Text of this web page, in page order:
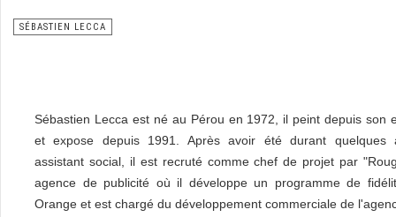
SÉBASTIEN LECCA
Sébastien Lecca est né au Pérou en 1972, il peint depuis son
et expose depuis 1991. Après avoir été durant quelques
assistant social, il est recruté comme chef de projet par
agence de publicité où il développe un programme de
Orange et est chargé du développement commerciale de